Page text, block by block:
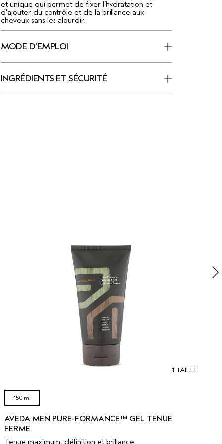
et unique qui permet de fixer l’hydratation et
d'ajouter du contrôle et de la brillance aux
cheveux sans les alourdir.
MODE D'EMPLOI
INGRÉDIENTS ET SÉCURITÉ
1 TAILLE
150 ml
AVEDA MEN PURE-FORMANCE™ GEL TENUE
FERME
Tenue maximum, définition et brillance